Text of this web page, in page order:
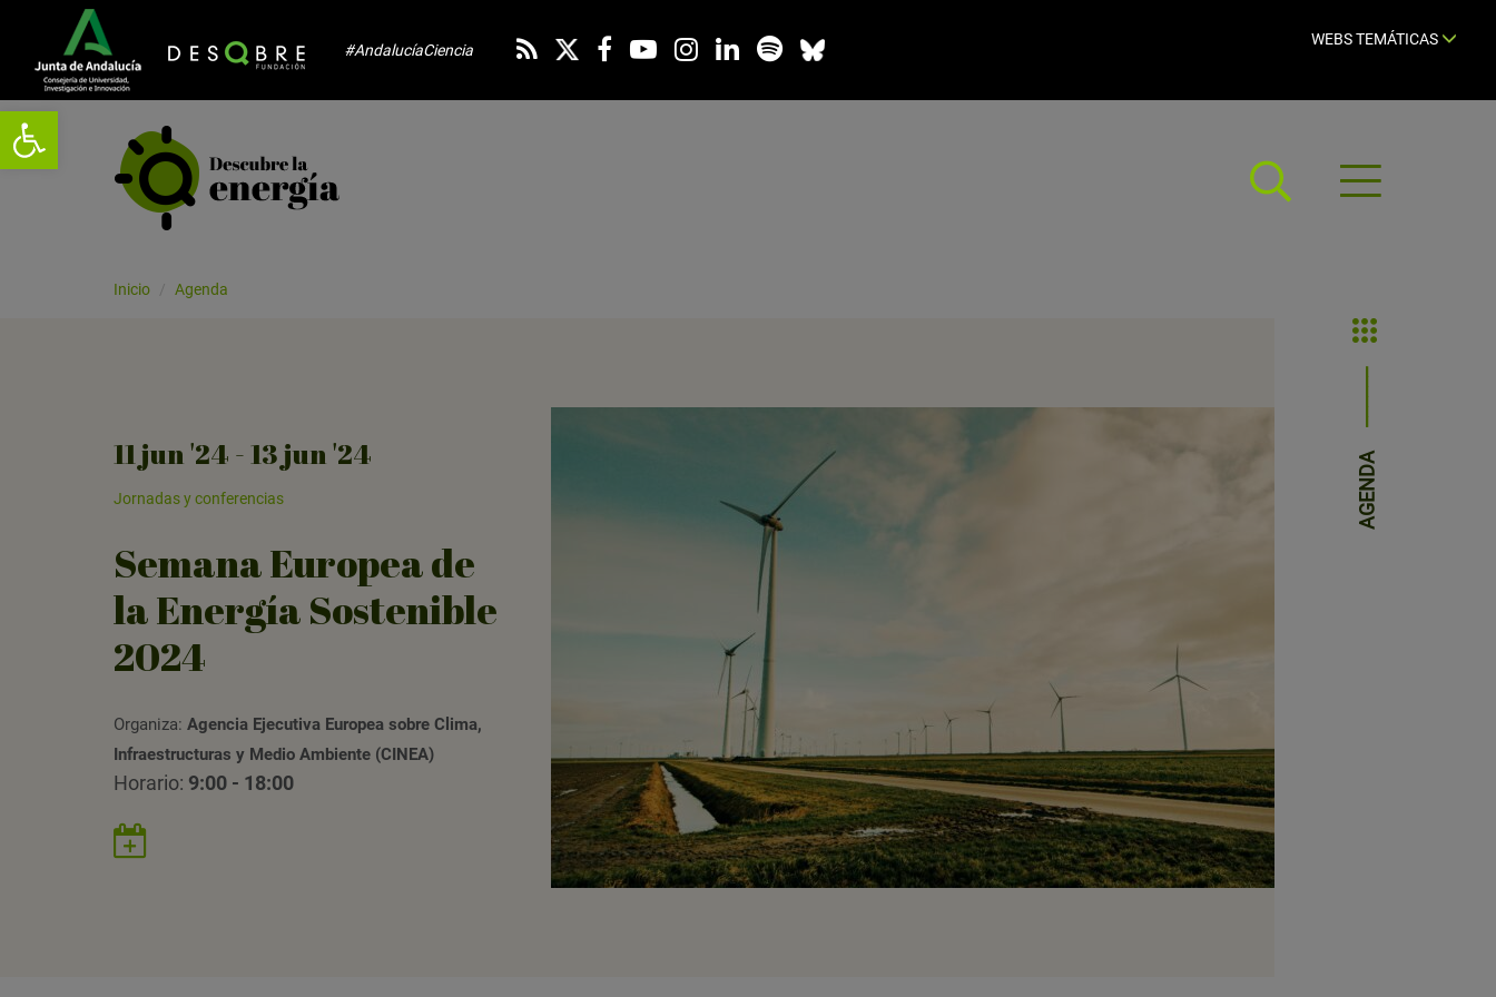
Abrir barra de herramientas
#AndalucíaCiencia
WEBS TEMÁTICAS
Abrir
menú
Inicio Agenda
AGENDA
11jun'24 - 13jun'24
Jornadas y conferencias
Semana Europea de
la Energía Sostenible
2024
Organiza: Agencia Ejecutiva Europea sobre Clima,
Infraestructuras y Medio Ambiente (CINEA)
Horario: 9:00 - 18:00